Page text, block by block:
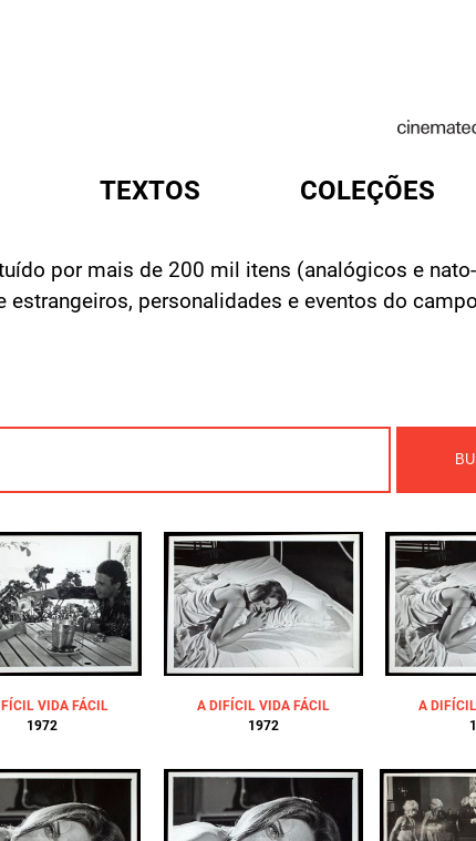
TEXTOS COLEÇÕES
por mais de 200 mil itens (analógicos e
personalidades e eventos do
VIDA FÁCIL
1972
A DIFÍCIL VIDA FÁCIL
1972
A